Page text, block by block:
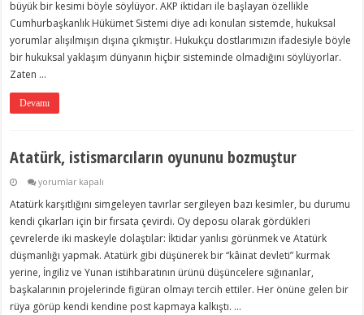
büyük bir kesimi böyle söylüyor. AKP iktidarı ile başlayan özellikle
Cumhurbaşkanlık Hükümet Sistemi diye adı konulan sistemde, hukuksal
yorumlar alışılmışın dışına çıkmıştır. Hukukçu dostlarımızın ifadesiyle böyle
bir hukuksal yaklaşım dünyanın hiçbir sisteminde olmadığını söylüyorlar.
Zaten …
Devamı
Atatürk, istismarcıların oyununu bozmuştur
Atatürk,
oyununu
bozmuştur
için
yorumlar kapalı
Atatürk karşıtlığını simgeleyen tavırlar sergileyen bazı kesimler, bu durumu
kendi çıkarları için bir fırsata çevirdi. Oy deposu olarak gördükleri
çevrelerde iki maskeyle dolaştılar: İktidar yanlısı görünmek ve Atatürk
düşmanlığı yapmak. Atatürk gibi düşünerek bir “kâinat devleti” kurmak
yerine, İngiliz ve Yunan istihbaratının ürünü düşüncelere sığınanlar,
başkalarının projelerinde figüran olmayı tercih ettiler. Her önüne gelen bir
rüya görüp kendi kendine post kapmaya kalkıştı. …